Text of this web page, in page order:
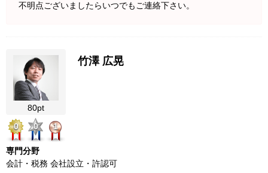
不明点ございましたらいつでもご連絡下さい。
80pt
0
0 1
竹澤 広晃
専門分野
会計・税務 会社設立・許認可